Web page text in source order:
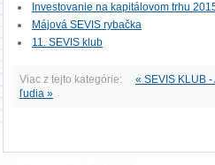
Investovanie na kapitálovom trhu
Májová SEVIS rybačka
11. SEVIS klub
Viac z tejto kategórie: « SEVIS KLUB
ľudia »